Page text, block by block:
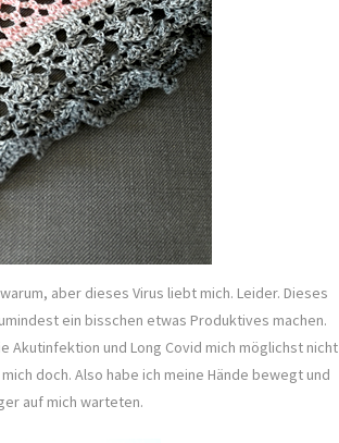
aber dieses Virus liebt mich. Leider. Dieses
ein bisschen etwas Produktives machen.
Akutinfektion und Long Covid mich möglichst nicht
doch. Also habe ich meine Hände bewegt und
auf mich warteten.